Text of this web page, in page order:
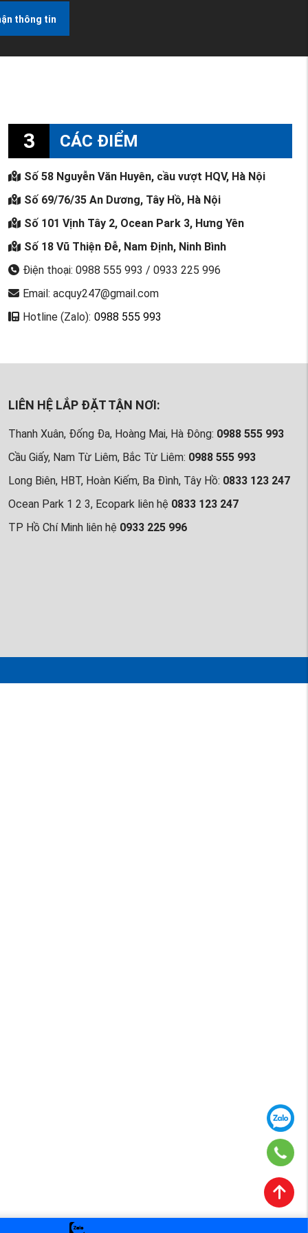
thông tin
3 CÁC ĐIỂM
Số 58 Nguyễn Văn Huyên, cầu vượt HQV, Hà Nội
Số 69/76/35 An Dương, Tây Hồ, Hà Nội
Số 101 Vịnh Tây 2, Ocean Park 3, Hưng Yên
Số 18 Vũ Thiện Đễ, Nam Định, Ninh Bình
Điện thoại: 0988 555 993 / 0933 225 996
Email: acquy247@gmail.com
Hotline (Zalo): 0988 555 993
LIÊN HỆ LẮP ĐẶT TẬN NƠI:
Thanh Xuân, Đống Đa, Hoàng Mai, Hà Đông: 0988 555 993
Cầu Giấy, Nam Từ Liêm, Bắc Từ Liêm: 0988 555 993
Long Biên, HBT, Hoàn Kiếm, Ba Đình, Tây Hồ: 0833 123 247
Ocean Park 1 2 3, Ecopark liên hệ 0833 123 247
TP Hồ Chí Minh liên hệ 0933 225 996